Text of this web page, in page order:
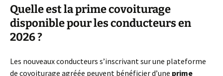
Quelle est la prime covoiturage
disponible pour les conducteurs en
2026 ?
Les nouveaux conducteurs s’inscrivant sur une plateforme
de covoiturage agréée peuvent bénéficier d’une prime